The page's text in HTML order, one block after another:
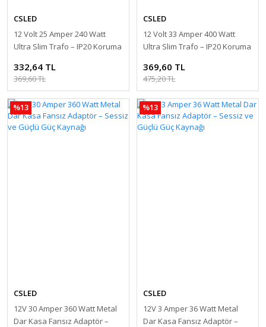
CSLED
12 Volt 25 Amper 240 Watt
Ultra Slim Trafo – IP20 Koruma
332,64 TL
369,60 TL
CSLED
12 Volt 33 Amper 400 Watt
Ultra Slim Trafo – IP20 Koruma
369,60 TL
475,20 TL
%13
CSLED
12V 30 Amper 360 Watt Metal
Dar Kasa Fansız Adaptör –
%13
CSLED
12V 3 Amper 36 Watt Metal
Dar Kasa Fansız Adaptör –